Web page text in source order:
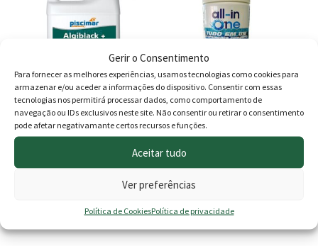
Gerir o Consentimento
Para fornecer as melhores experiências, usamos tecnologias como cookies para
armazenar e/ou aceder a informações do dispositivo. Consentir com essas
tecnologias nos permitirá processar dados, como comportamento de
navegação ou IDs exclusivos neste site. Não consentir ou retirar o consentimento
pode afetar negativamante certos recursos e funções.
Aceitar tudo
Ver preferências
Política de CookiesPolítica de privacidade
Piscimar Algiblack PM-624
29.00€–99.00€Price
range:
29.00 €
through
multiple
options
may
be
chosen
the
All-in One tablete 20g
Balde 1kg
12.90€